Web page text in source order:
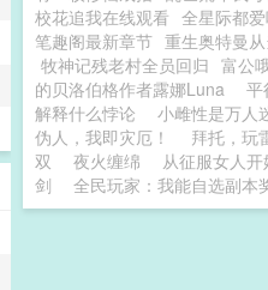
校花追我在线观看 全星际都
笔趣阁最新章节 重生奥特曼
牧神记残老村全员回归 富公
的贝洛伯格作者露娜Luna
平
解释什么悖论
小雌性是万人
伪人，我即灾厄！
拜托，玩
双
夜火缠绵 从征服女人
剑
全民玩家：我能自选副本